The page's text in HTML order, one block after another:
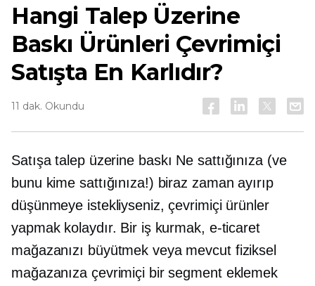
Hangi Talep Üzerine
Baskı Ürünleri Çevrimiçi
Satışta En Karlıdır?
11 dak. Okundu
Satışatalep üzerine baskı Ne sattığınıza (ve
bunu kime sattığınıza!) biraz zaman ayırıp
düşünmeye istekliyseniz, çevrimiçi ürünler
yapmak kolaydır. Bir iş kurmak, e-ticaret
mağazanızı büyütmek veya mevcut fiziksel
mağazanıza çevrimiçi bir segment eklemek